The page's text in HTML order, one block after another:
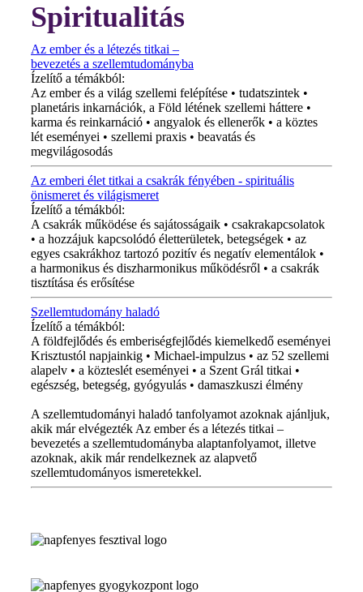
Spiritualitás
Az ember és a létezés titkai –
bevezetés a szellemtudományba
Ízelítő a témákból:
Az ember és a világ szellemi felépítése • tudatszintek •
planetáris inkarnációk, a Föld létének szellemi háttere •
karma és reinkarnáció • angyalok és ellenerők • a köztes
lét eseményei • szellemi praxis • beavatás és
megvilágosodás
Az emberi élet titkai a csakrák fényében - spirituális
önismeret és világismeret
Ízelítő a témákból:
A csakrák működése és sajátosságaik • csakrakapcsolatok
• a hozzájuk kapcsolódó életterületek, betegségek • az
egyes csakrákhoz tartozó pozitív és negatív elementálok •
a harmonikus és diszharmonikus működésről • a csakrák
tisztítása és erősítése
Szellemtudomány haladó
Ízelítő a témákból:
A földfejlődés és emberiségfejlődés kiemelkedő eseményei
Krisztustól napjainkig • Michael-impulzus • az 52 szellemi
alapelv • a közteslét eseményei • a Szent Grál titkai •
egészség, betegség, gyógyulás • damaszkuszi élmény
A szellemtudományi haladó tanfolyamot azoknak ajánljuk,
akik már elvégezték Az ember és a létezés titkai –
bevezetés a szellemtudományba alaptanfolyamot, illetve
azoknak, akik már rendelkeznek az alapvető
szellemtudományos ismeretekkel.